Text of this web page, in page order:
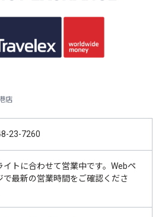
店
23-7260
イトに合わせて営業中です。Webペ
で最新の営業時間をご確認くださ